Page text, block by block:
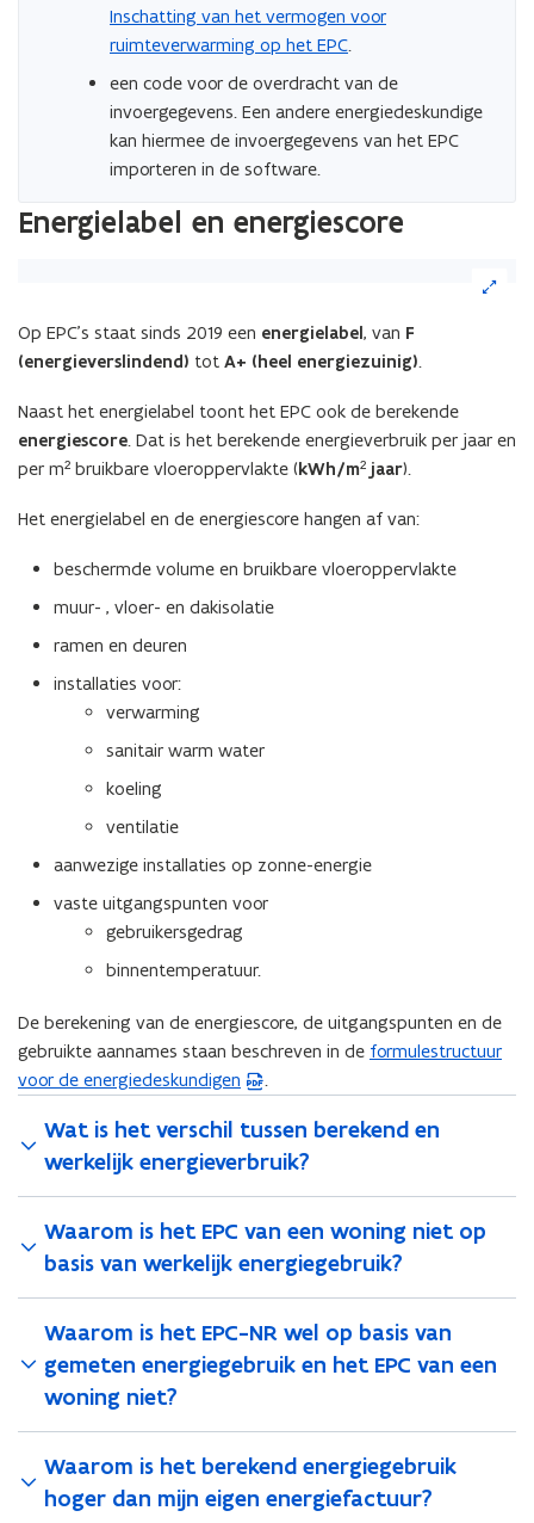
t
i
e
s
Inschatting van het vermogen voor
ruimteverwarming op het EPC.
een code voor de overdracht van de
invoergegevens. Een andere energiedeskundige
kan hiermee de invoergegevens van het EPC
importeren in de software.
Energielabel en energiescore
afbeelding
voor
vergrote
weergave)
Op EPC’s staat sinds 2019 een energielabel, van F
(energieverslindend) tot A+ (heel energiezuinig).
Naast het energielabel toont het EPC ook de berekende
energiescore. Dat is het berekende energieverbruik per jaar en
per m² bruikbare vloeroppervlakte (kWh/m² jaar).
Het energielabel en de energiescore hangen af van:
beschermde volume en bruikbare vloeroppervlakte
muur- , vloer- en dakisolatie
ramen en deuren
installaties voor:
verwarming
sanitair warm water
koeling
ventilatie
aanwezige installaties op zonne-energie
vaste uitgangspunten voor
gebruikersgedrag
binnentemperatuur.
De berekening van de energiescore, de uitgangspunten en de
gebruikte aannames staan beschreven in de formulestructuur
voor de energiedeskundigen
(
F
e
s
d
o
t
i
.
Wat is het verschil tussen berekend en
werkelijk energieverbruik?
Waarom is het EPC van een woning niet op
basis van werkelijk energiegebruik?
Waarom is het EPC-NR wel op basis van
gemeten energiegebruik en het EPC van een
woning niet?
Waarom is het berekend energiegebruik
hoger dan mijn eigen energiefactuur?